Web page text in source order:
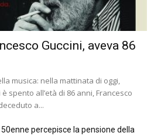
Guccini, aveva 86
musica: nella mattinata di oggi,
spento all’età di 86 anni, Francesco
a...
50enne percepisce la pensione della